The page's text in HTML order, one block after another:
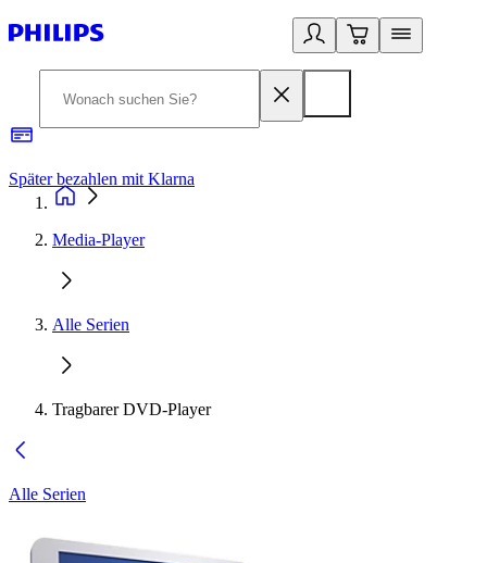
Später bezahlen mit Klarna
Media-Player
Alle Serien
Tragbarer DVD-Player
Alle Serien